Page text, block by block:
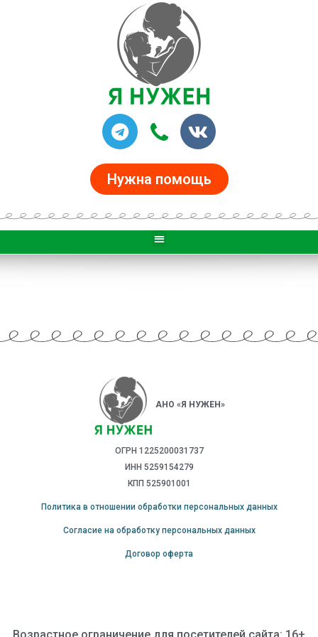
Нужна помощь
АНО «Я НУЖЕН»
ОГРН 1225200031737
ИНН 5259154279
КПП 525901001
Политика в отношении обработки персональных данных
Согласие на обработку персональных данных
Договор оферта